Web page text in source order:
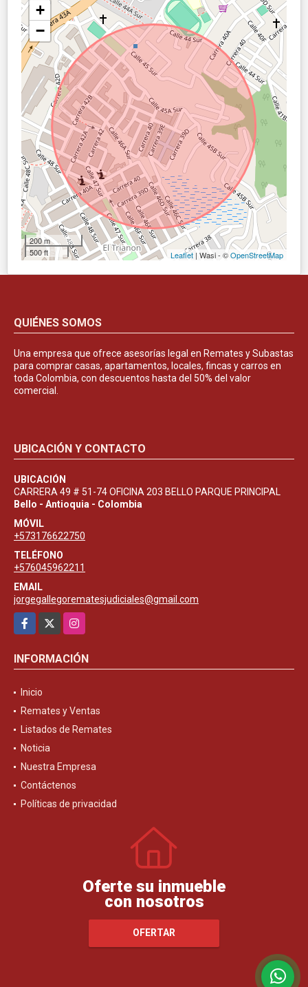
+
−
200 m
500 ft
Leaflet | Wasi - ©OpenStreetMap
QUIÉNES SOMOS
Una empresa que ofrece asesorías legal en Remates y Subastas
para comprar casas, apartamentos, locales, fincas y carros en
toda Colombia, con descuentos hasta del 50% del valor
comercial.
UBICACIÓN Y CONTACTO
UBICACIÓN
CARRERA 49 # 51-74 OFICINA 203 BELLO PARQUE PRINCIPAL
Bello - Antioquia - Colombia
MÓVIL
+573176622750
TELÉFONO
+576045962211
EMAIL
jorgegallegorematesjudiciales@gmail.com
Facebook
Instagram
INFORMACIÓN
Inicio
Remates y Ventas
Listados de Remates
Noticia
Nuestra Empresa
Contáctenos
Políticas de privacidad
Oferte su inmueble
con nosotros
OFERTAR